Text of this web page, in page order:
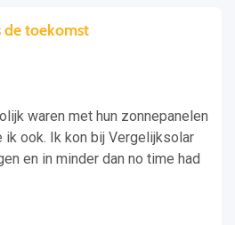
de toekomst
waren met hun zonnepanelen
ook. Ik kon bij Vergelijksolar
en in minder dan no time had